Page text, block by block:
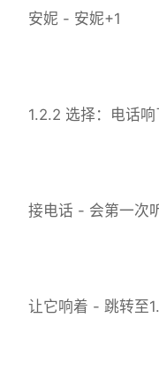
安妮 - 安妮+1
1.2.2 选择：电话响
接电话 - 会第一次
让它响着 - 跳转至